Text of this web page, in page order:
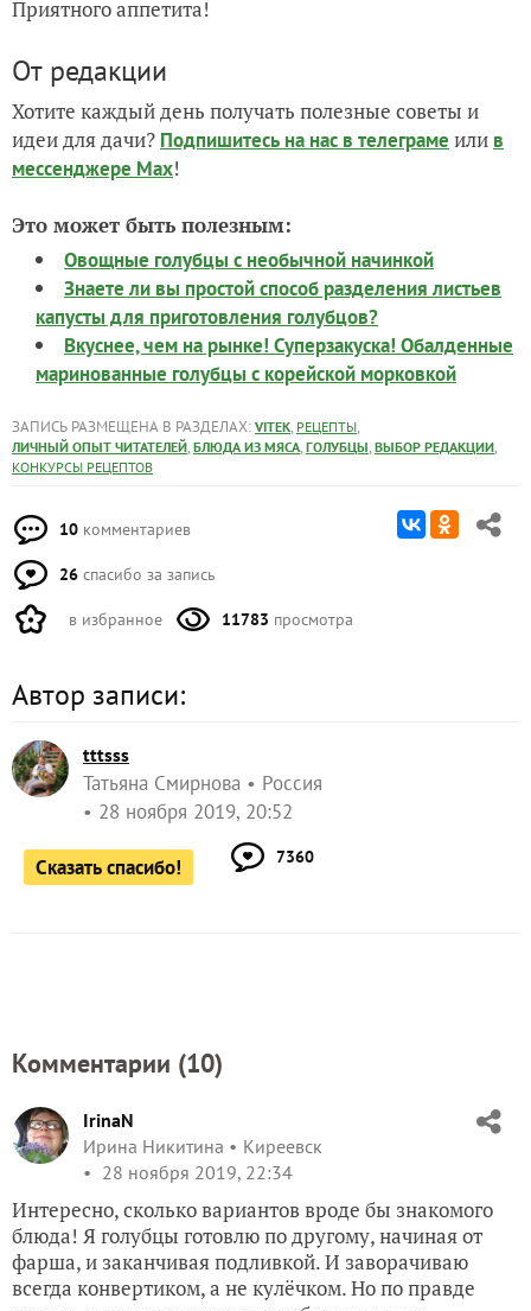
мессенджере Max!
Это может быть полезным:
Овощные голубцы с необычной начинкой
Знаете ли вы простой способ разделения листьев
капусты для приготовления голубцов?
маринованные голубцы с корейской морковкой
ЗАПИСЬ РАЗМЕЩЕНА В РАЗДЕЛАХ: РЕЦЕПТЫ
ЛИЧНЫЙ ОПЫТ ЧИТАТЕЛЕЙ,БЛЮДА ИЗ МЯСА,ГОЛУБЦЫ,ВЫБОР РЕДАКЦИИ,
КОНКУРСЫ РЕЦЕПТОВ
10комментариев
26спасибо за запись
в избранное
Автор записи:
Татьяна Смирнова
Россия
Сказать спасибо!
Интересно, сколько вариантов вроде бы знакомого
блюда! Я голубцы готовлю по другому, начиная от
фарша, и заканчивая подливкой. И заворачиваю
всегда конвертиком, а не кулёчком. Но по правде
говоря, давно не готовила голубцы, дело это
волокитное и долгое. Я бы с удовольствием
попробовала голубцы по твоему рецепту, Танюша!
И история возникновения такого блюда на Руси
очень интересная, я её теперь своим расскажу, когда
буду их голубцами угощать! Спасибо!